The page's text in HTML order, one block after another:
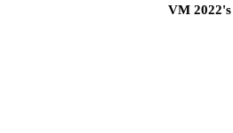
VM